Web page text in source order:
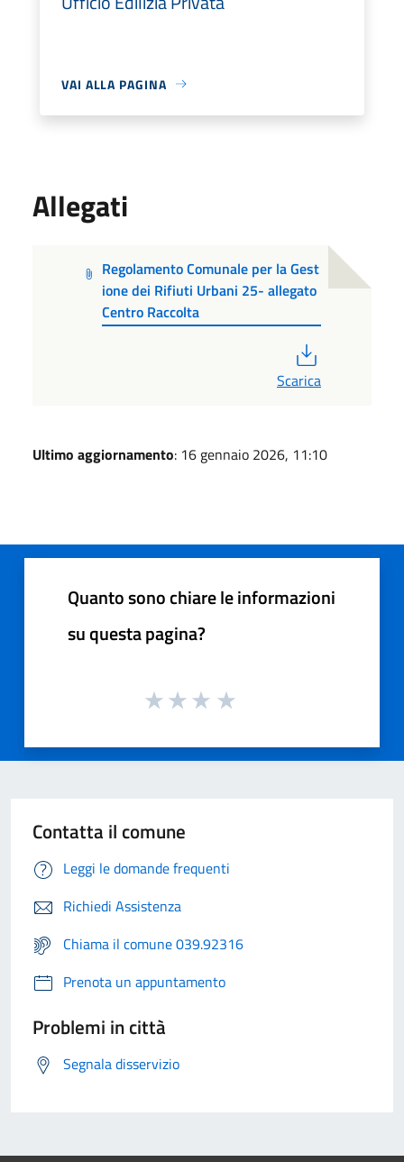
VAI ALLA PAGINA
Allegati
Regolamento Comunale per la Gest
ione dei Rifiuti Urbani 25- allegato
Centro Raccolta
Scarica
Ultimo aggiornamento: 16 gennaio 2026, 11:10
Quanto sono chiare le informazioni
su questa pagina?
Contatta il comune
Leggi le domande frequenti
Richiedi Assistenza
Chiama il comune 039.92316
Prenota un appuntamento
Problemi in città
Segnala disservizio